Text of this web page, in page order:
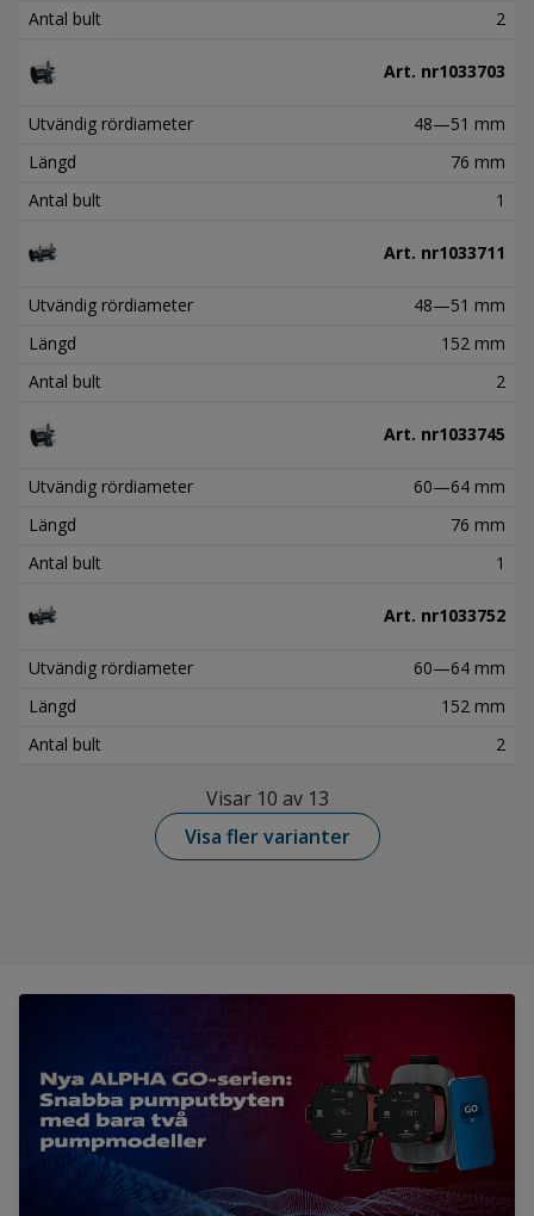
Antal bult
2
Art. nr1033703
Utvändig rördiameter
48—51 mm
Längd
76 mm
Antal bult
1
Art. nr1033711
Utvändig rördiameter
48—51 mm
Längd
152 mm
Antal bult
2
Art. nr1033745
Utvändig rördiameter
60—64 mm
Längd
76 mm
Antal bult
1
Art. nr1033752
Utvändig rördiameter
60—64 mm
Längd
152 mm
Antal bult
2
Visar 10 av 13
Visa fler varianter